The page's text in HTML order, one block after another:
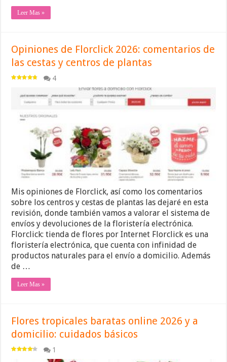
Leer Mas »
Opiniones de Florclick 2026: comentarios de
las cestas y centros de plantas
4
Mis opiniones de Florclick, así como los comentarios
sobre los centros y cestas de plantas las dejaré en esta
revisión, donde también vamos a valorar el sistema de
envíos y devoluciones de la floristería electrónica.
Florclick: tienda de flores por Internet Florclick es una
floristería electrónica, que cuenta con infinidad de
productos naturales para el envío a domicilio. Además
de …
Leer Mas »
Flores tropicales baratas online 2026 y a
domicilio: cuidados básicos
1